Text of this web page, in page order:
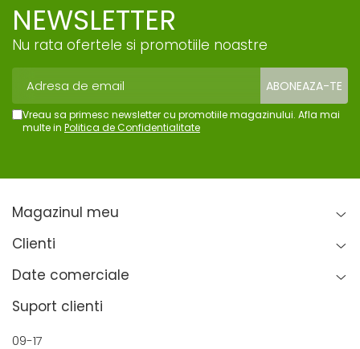
NEWSLETTER
Nu rata ofertele si promotiile noastre
Vreau sa primesc newsletter cu promotiile magazinului. Afla mai
multe in Politica de Confidentialitate
Magazinul meu
Clienti
Date comerciale
Suport clienti
09-17